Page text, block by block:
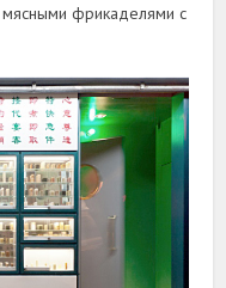
мясными фрикаделями с